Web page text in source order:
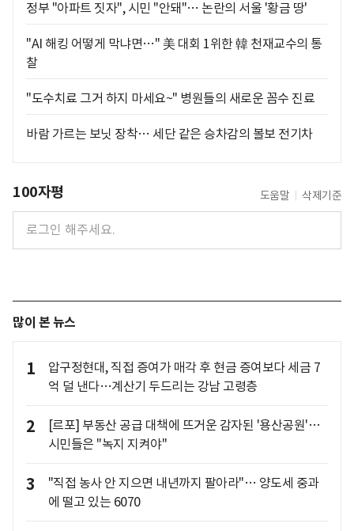
정부 "아파트 짓자", 시민 "안돼"… 논란의 서울 '황금 땅'
"AI 해킹 어떻게 막냐면…" 美 대회 1위한 韓 천재교수의 통
찰
"도수치료 그거 하지 마세요~" 병원들의 새로운 꼼수 진료
바람 가르는 보닛 장착… 세단 같은 승차감의 볼보 전기차
100자평 도움말 삭제기준
많이 본 뉴스
1
압구정현대, 직접 증여가 매각 후 현금 증여보다 세금 7
억 덜 낸다…계산기 두드리는 강남 고령층
2
[르포] 부동산 공급 대책에 뜨거운 감자된 '용산공원'…
시민들은 "녹지 지켜야"
3
"직접 농사 안 지으면 내년까지 팔아라"… 양도세 중과
에 떨고 있는 6070